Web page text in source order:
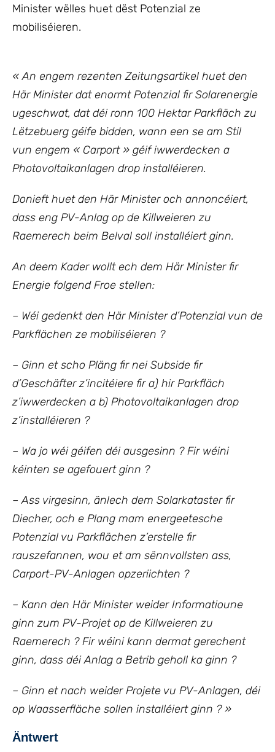
Minister wëlles huet dëst Potenzial ze
mobiliséieren.
« An engem rezenten Zeitungsartikel huet den
Här Minister dat enormt Potenzial fir Solarenergie
ugeschwat, dat déi ronn 100 Hektar Parkfläch zu
Lëtzebuerg géife bidden, wann een se am Stil
vun engem « Carport » géif iwwerdecken a
Photovoltaikanlagen drop installéieren.
Donieft huet den Här Minister och annoncéiert,
dass eng PV-Anlag op de Killweieren zu
Raemerech beim Belval soll installéiert ginn.
An deem Kader wollt ech dem Här Minister fir
Energie folgend Froe stellen:
– Wéi gedenkt den Här Minister d’Potenzial vun de
Parkflächen ze mobiliséieren ?
– Ginn et scho Pläng fir nei Subside fir
d’Geschäfter z’incitéiere fir a) hir Parkfläch
z’iwwerdecken a b) Photovoltaikanlagen drop
z’installéieren ?
– Wa jo wéi géifen déi ausgesinn ? Fir wéini
kéinten se agefouert ginn ?
– Ass virgesinn, änlech dem Solarkataster fir
Diecher, och e Plang mam energeetesche
Potenzial vu Parkflächen z’erstelle fir
rauszefannen, wou et am sënnvollsten ass,
Carport-PV-Anlagen opzeriichten ?
– Kann den Här Minister weider Informatioune
ginn zum PV-Projet op de Killweieren zu
Raemerech ? Fir wéini kann dermat gerechent
ginn, dass déi Anlag a Betrib geholl ka ginn ?
– Ginn et nach weider Projete vu PV-Anlagen, déi
op Waasserfläche sollen installéiert ginn ? »
Äntwert